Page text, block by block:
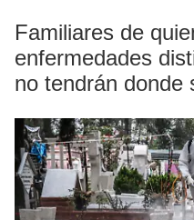
Familiares de
enfermedades
no tendrán donde